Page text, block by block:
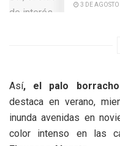
3 DE
Así, el palo borracho
destaca en verano,
inunda avenidas en
color intenso en las